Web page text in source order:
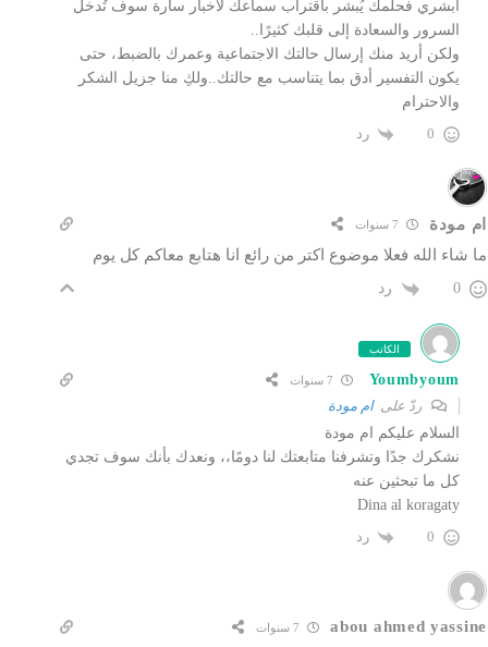
أبشري فحلمك يُبشر باقتراب سماعك لأخبار سارة سوف تُدخل
السرور والسعادة إلى قلبك كثيرًا..
ولكن أريد منك إرسال حالتك الاجتماعية وعمرك بالضبط، حتى
يكون التفسير أدق بما يتناسب مع حالتك..ولكِ منا جزيل الشكر
والاحترام
0
رد
ام مودة
ما شاء الله فعلا موضوع اكتر من رائع انا هتابع معاكم كل يوم
0 رد
الكاتب
Youmbyoum
ردّ علىام مودة
السلام عليكم ام مودة
نشكرك جدًا وتشرفنا متابعتك لنا دومًا،، ونعدك بأنك سوف تجدي
كل ما تبحثين عنه
Dina al koragaty
0
رد
abou ahmed yassine